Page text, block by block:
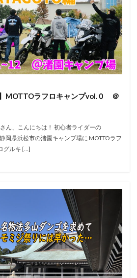
】MOTTOラフロキャンプvol.０ ＠
ん、こんにちは！ 初心者ライダーの
岡県浜松市の渚園キャンプ場に MOTTOラフ
グルキ […]